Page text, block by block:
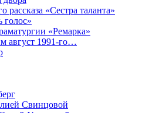
рассказа «Сестра таланта»
голос»
«Ремарка»
август 1991-го…
Свинцовой